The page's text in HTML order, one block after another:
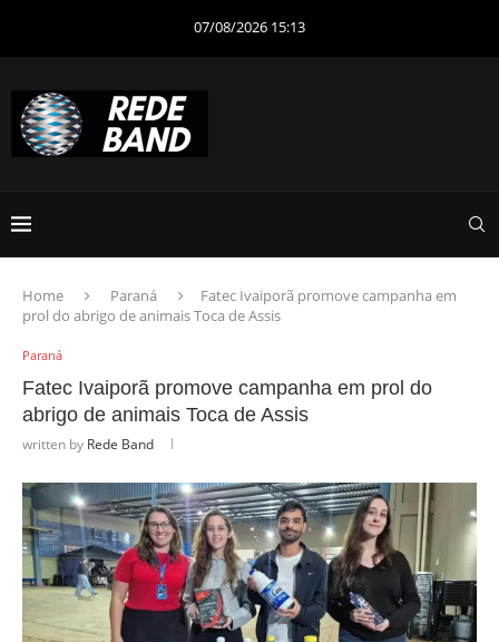
07/08/2026 15:13
Home Paraná
Fatec Ivaiporã promove campanha em
prol do abrigo de animais Toca de Assis
Paraná
Fatec Ivaiporã promove campanha em prol do
abrigo de animais Toca de Assis
written by Rede Band